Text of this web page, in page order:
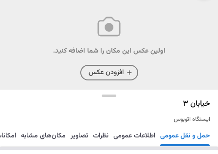
اولین عکس این مکان را شما اضافه کنید.
افزودن عکس
خیابان 3
ایستگاه اتوبوس
مسیریابی ذخیره ارسال حمل و نقل عمومی اطلاعات عمومی نظرات تصاویر مکان‌های مشابه